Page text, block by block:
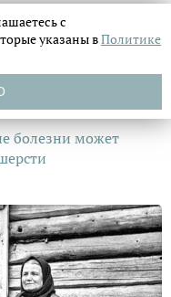
болезни может
с
указаны вПолитике